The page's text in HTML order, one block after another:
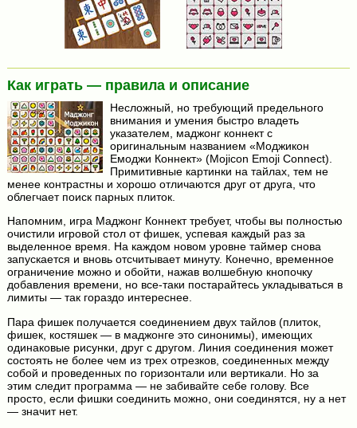
Как играть — правила и описание
Несложный, но требующий предельного
внимания и умения быстро владеть
указателем, маджонг коннект с
оригинальным названием «Моджикон
Емоджи Коннект» (Mojicon Emoji Connect).
Примитивные картинки на тайлах, тем не
менее контрастны и хорошо отличаются друг от друга, что
облегчает поиск парных плиток.
Напомним, игра Маджонг Коннект требует, чтобы вы полностью
очистили игровой стол от фишек, успевая каждый раз за
выделенное время. На каждом новом уровне таймер снова
запускается и вновь отсчитывает минуту. Конечно, временное
ограничение можно и обойти, нажав волшебную кнопочку
добавления времени, но все-таки постарайтесь укладываться в
лимиты — так гораздо интереснее.
Пара фишек получается соединением двух тайлов (плиток,
фишек, костяшек — в маджонге это синонимы), имеющих
одинаковые рисунки, друг с другом. Линия соединения может
состоять не более чем из трех отрезков, соединенных между
собой и проведенных по горизонтали или вертикали. Но за
этим следит программа — не забивайте себе голову. Все
просто, если фишки соединить можно, они соединятся, ну а нет
— значит нет.